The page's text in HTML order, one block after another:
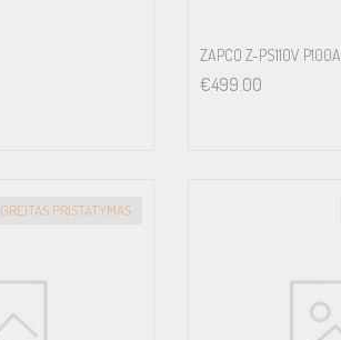
ZAPCO Z-PS110V P100A
€499.00
GREITAS PRISTATYMAS